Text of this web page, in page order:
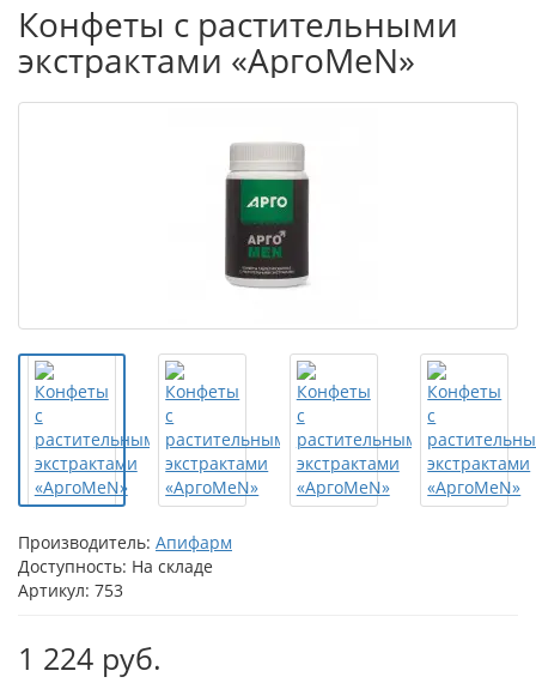
Конфеты с растительными
экстрактами «АргоMeN»
Производитель: Апифарм
Доступность: На складе
Артикул: 753
1 224 руб.